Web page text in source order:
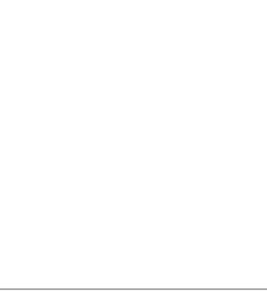
aber der Erfolg gibt Weiß natürlich
Partien – die menschliche Theorie muss
Spezialisten). Unter den Kommentatoren